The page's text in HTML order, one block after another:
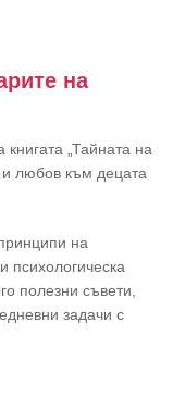
на
„Тайната на
любов към децата
на
психологическа
полезни съвети,
задачи с